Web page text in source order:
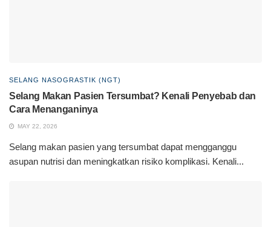
SELANG NASOGRASTIK (NGT)
Selang Makan Pasien Tersumbat? Kenali Penyebab dan
Cara Menanganinya
MAY 22, 2026
Selang makan pasien yang tersumbat dapat mengganggu
asupan nutrisi dan meningkatkan risiko komplikasi. Kenali...